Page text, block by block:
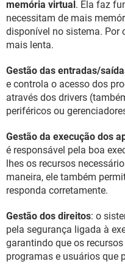
memória virtual . Ela faz
necessitam de mais
disponível no sistema. Por
mais lenta.
Gestão das entradas/
e controla o acesso dos
através dos drivers
periféricos ou
Gestão da execução dos
é responsável pela boa
lhes os recursos
maneira, ele também
responda corretamente.
Gestão dos direitos: o
pela segurança ligada à
garantindo que os
programas e usuários que